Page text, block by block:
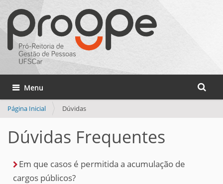
Busca
Busca
Toggle navigation
Página Inicial Dúvidas
Dúvidas Frequentes
Em que casos é permitida a acumulação de
cargos públicos?